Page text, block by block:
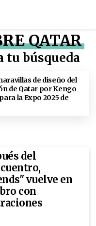
QATAR
tu búsqueda
de diseño del
de Qatar por Kengo
la Expo 2025 de
del
vuelve en
con